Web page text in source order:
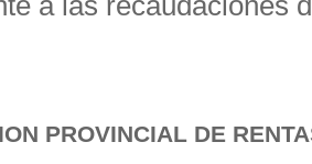
PROVINCIAL DE